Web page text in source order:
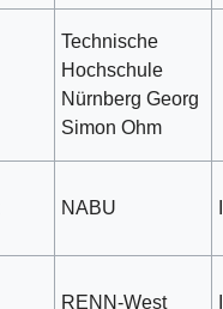
Technische
Hochschule
Nürnberg Georg
Simon Ohm
NABU
RENN-West